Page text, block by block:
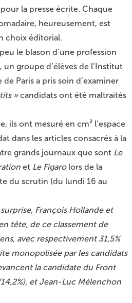
la presse écrite. Chaque
heureusement, est
choix éditorial.
le blason d’une profession
groupe d’élèves de l’Institut
Paris a pris soin d’examiner
»candidats ont été maltraités
ils ont mesuré en cm² l’espace
dans les articles consacrés à la
grands journaux que sont Le
et Le Figarolors de la
du scrutin (du lundi 16 au
surprise, François Hollande et
tête, de ce classement de
avec respectivement 31,5%
monopolisée par les candidats
la candidate du Front
et Jean-Luc Mélenchon